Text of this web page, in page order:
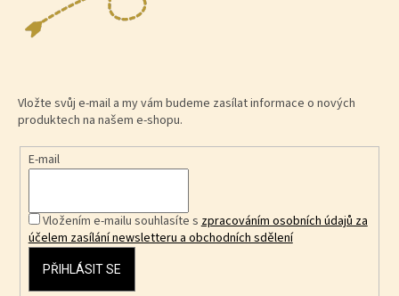
Vložte svůj e-mail a my vám budeme zasílat informace o nových
produktech na našem e-shopu.
E-mail
Vložením e-mailu souhlasíte szpracováním osobních údajů za
účelem zasílání newsletteru a obchodních sdělení
PŘIHLÁSIT SE